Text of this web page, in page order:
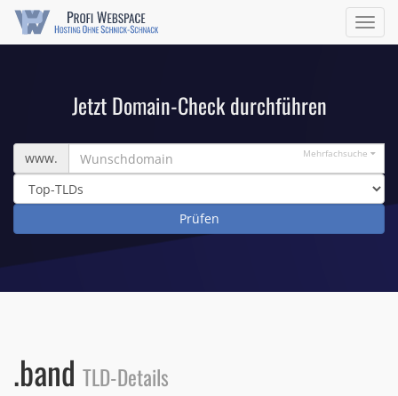
ein/
Jetzt Domain-Check durchführen
Wunschdomain
www. Mehrfachsuche
.band TLD-Details